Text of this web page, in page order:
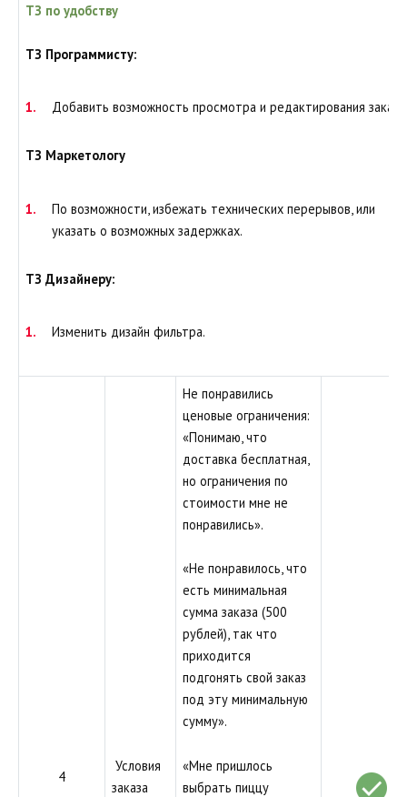
ТЗ по удобству
ТЗ Программисту:
Добавить возможность просмотра и редактирования заказа.
ТЗ Маркетологу
По возможности, избежать технических перерывов, или
указать о возможных задержках.
ТЗ Дизайнеру:
Изменить дизайн фильтра.
4
Условия
заказа
Не понравились
ценовые ограничения:
«Понимаю, что
доставка бесплатная,
но ограничения по
стоимости мне не
понравились».
«Не понравилось, что
есть минимальная
сумма заказа (500
рублей), так что
приходится
подгонять свой заказ
под эту минимальную
сумму».
«Мне пришлось
выбрать пиццу